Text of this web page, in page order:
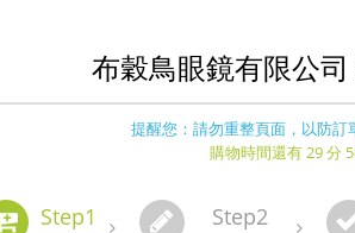
布穀鳥眼鏡有限公
提醒您：請勿重整頁面，以防訂
購物時間還有 29 分
Step1 Step2